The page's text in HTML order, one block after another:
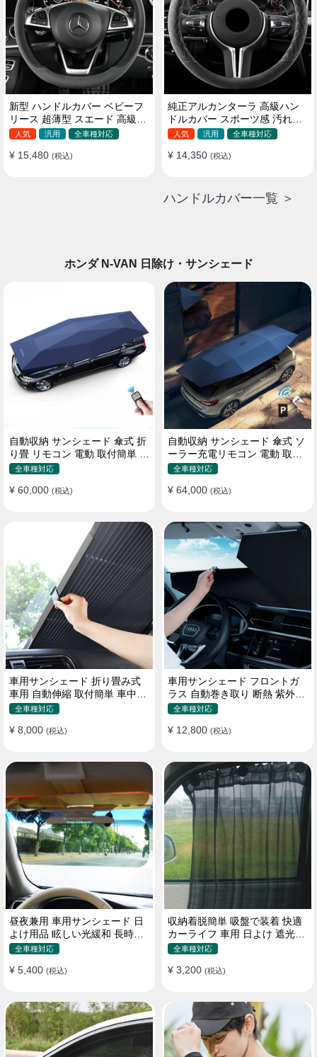
新型 ハンドルカバー ベビーフ
リース 超薄型 スエード 高級感
四季汎用 3色展開 38CM
人気 汎用 全車種対応
¥ 15,480 (税込)
純正アルカンターラ 高級ハン
ドルカバー スポーツ感 汚れ防
止 おしゃれ 全車種対応
人気 汎用 全車種対応
¥ 14,350 (税込)
ハンドルカバー一覧 ＞
ホンダ N-VAN 日除け・サンシェード
自動収納 サンシェード 傘式 折
り畳 リモコン 電動 取付簡単 汎
用 防風
全車種対応
¥ 60,000 (税込)
自動収納 サンシェード 傘式 ソ
ーラー充電リモコン 電動 取付
簡単 汎用
全車種対応
¥ 64,000 (税込)
車用サンシェード 折り畳み式
車用 自動伸縮 取付簡単 車中泊
紫外線UVカット 仮眠 断熱
全車種対応
¥ 8,000 (税込)
車用サンシェード フロントガ
ラス 自動巻き取り 断熱 紫外線
UVカット 取付収納便利
全車種対応
¥ 12,800 (税込)
昼夜兼用 車用サンシェード 日
よけ用品 眩しい光緩和 長時間
運転 特殊遮光素材
全車種対応
¥ 5,400 (税込)
収納着脱簡単 吸盤で装着 快適
カーライフ 車用 日よけ 遮光
UVカット 通気
全車種対応
¥ 3,200 (税込)